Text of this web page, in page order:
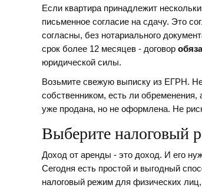
Если квартира принадлежит
письменное согласие на сдачу. Это
согласны, без нотариального
срок более 12 месяцев - договор
юридической силы.
Возьмите свежую выписку из ЕГРН.
собственником, есть ли обременения,
уже продана, но не оформлена. Не
Выберите налоговый
Доход от аренды - это доход. И его
Сегодня есть простой и выгодный
налоговый режим для физических